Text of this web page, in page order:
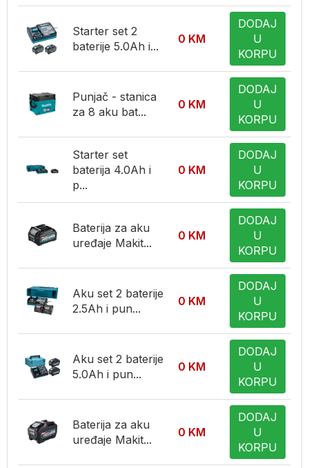
Starter set 2
baterije 5.0Ah i...
0 KM
DODAJ
U
KORPU
Punjač - stanica
za 8 aku bat...
0 KM
DODAJ
U
KORPU
Starter set
baterija 4.0Ah i
p...
0 KM
DODAJ
U
KORPU
Baterija za aku
uređaje Makit...
0 KM
DODAJ
U
KORPU
Aku set 2 baterije
2.5Ah i pun...
0 KM
DODAJ
U
KORPU
Aku set 2 baterije
5.0Ah i pun...
0 KM
DODAJ
U
KORPU
Baterija za aku
uređaje Makit...
0 KM
DODAJ
U
KORPU